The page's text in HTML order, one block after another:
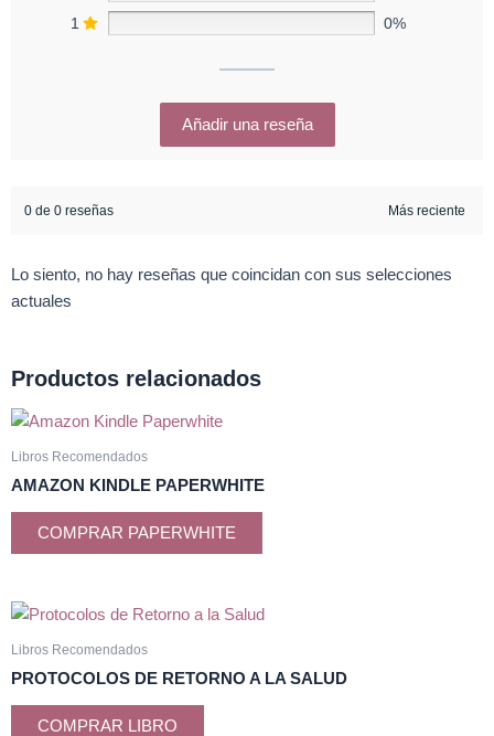
1
0%
Añadir una reseña
0 de 0 reseñas
Lo siento, no hay reseñas que coincidan con sus selecciones
actuales
Productos relacionados
Libros Recomendados
AMAZON KINDLE PAPERWHITE
COMPRAR PAPERWHITE
Libros Recomendados
PROTOCOLOS DE RETORNO A LA SALUD
COMPRAR LIBRO